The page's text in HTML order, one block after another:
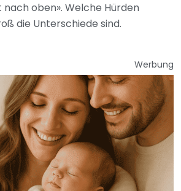
nach oben». Welche Hürden
die Unterschiede sind.
Werbung